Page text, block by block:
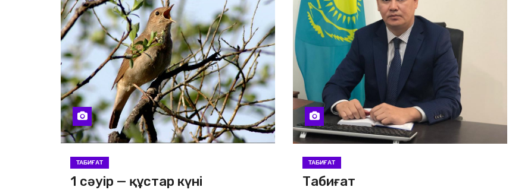
ТАБИҒАТ
1 сәуір — құстар күні
ТАБИҒАТ
Табиғат